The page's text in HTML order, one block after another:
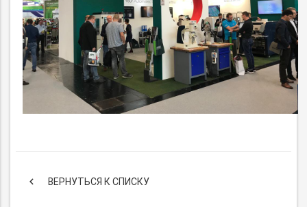
keyboard_arrow_left ВЕРНУТЬСЯ К СПИСКУ